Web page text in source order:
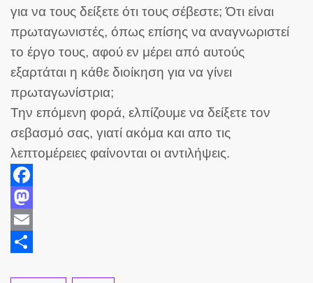
για να τους δείξετε ότι τους σέβεστε; Ότι είναι
πρωταγωνιστές, όπως επίσης να αναγνωριστεί
το έργο τους, αφού εν μέρει από αυτούς
εξαρτάται η κάθε διοίκηση για να γίνει
πρωταγωνίστρια;
Την επόμενη φορά, ελπίζουμε να δείξετε τον
σεβασμό σας, γιατί ακόμα και απο τις
λεπτομέρειες φαίνονται οι αντιλήψεις.
Facebook
Mastodon
Email